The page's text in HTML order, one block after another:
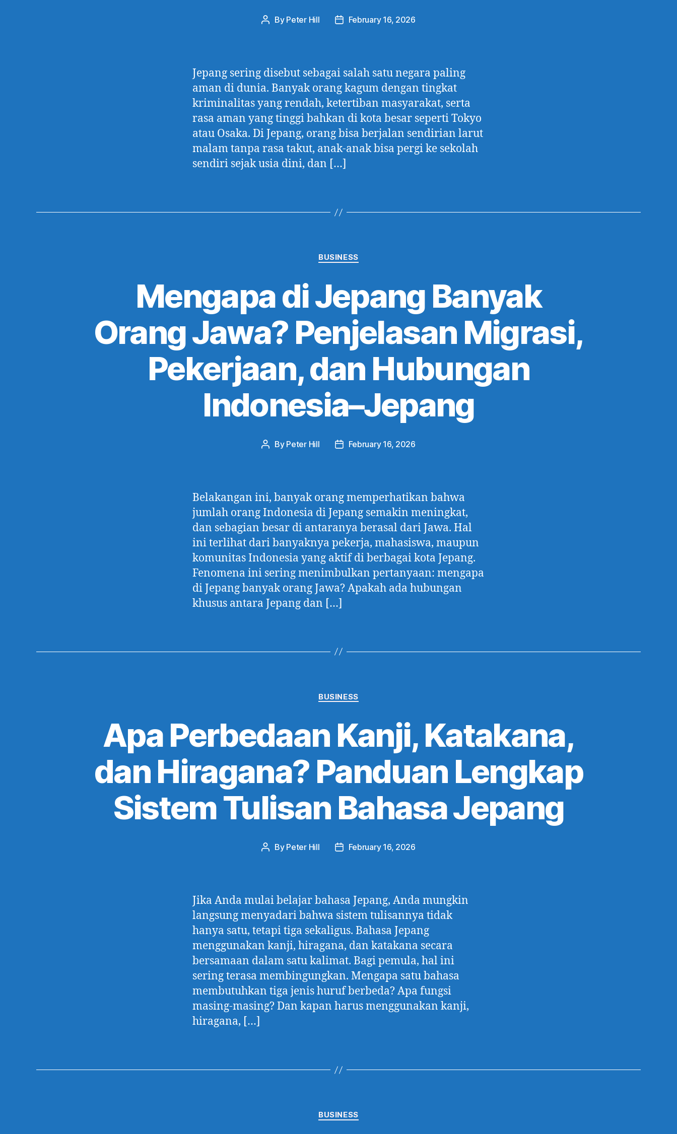
Post
By Peter Hill
PostFebruary 16, 2026
Jepang sering disebut sebagai salah satu negara paling
aman di dunia. Banyak orang kagum dengan tingkat
kriminalitas yang rendah, ketertiban masyarakat, serta
rasa aman yang tinggi bahkan di kota besar seperti Tokyo
atau Osaka. Di Jepang, orang bisa berjalan sendirian larut
malam tanpa rasa takut, anak-anak bisa pergi ke sekolah
sendiri sejak usia dini, dan […]
Categories
BUSINESS
Mengapa di Jepang Banyak
Orang Jawa? Penjelasan Migrasi,
Pekerjaan, dan Hubungan
Indonesia–Jepang
Post
By Peter Hill
PostFebruary 16, 2026
Belakangan ini, banyak orang memperhatikan bahwa
jumlah orang Indonesia di Jepang semakin meningkat,
dan sebagian besar di antaranya berasal dari Jawa. Hal
ini terlihat dari banyaknya pekerja, mahasiswa, maupun
komunitas Indonesia yang aktif di berbagai kota Jepang.
Fenomena ini sering menimbulkan pertanyaan: mengapa
di Jepang banyak orang Jawa? Apakah ada hubungan
khusus antara Jepang dan […]
Categories
BUSINESS
Apa Perbedaan Kanji, Katakana,
dan Hiragana? Panduan Lengkap
Sistem Tulisan Bahasa Jepang
Post
By Peter Hill
PostFebruary 16, 2026
Jika Anda mulai belajar bahasa Jepang, Anda mungkin
langsung menyadari bahwa sistem tulisannya tidak
hanya satu, tetapi tiga sekaligus. Bahasa Jepang
menggunakan kanji, hiragana, dan katakana secara
bersamaan dalam satu kalimat. Bagi pemula, hal ini
sering terasa membingungkan. Mengapa satu bahasa
membutuhkan tiga jenis huruf berbeda? Apa fungsi
masing-masing? Dan kapan harus menggunakan kanji,
hiragana, […]
Categories
BUSINESS